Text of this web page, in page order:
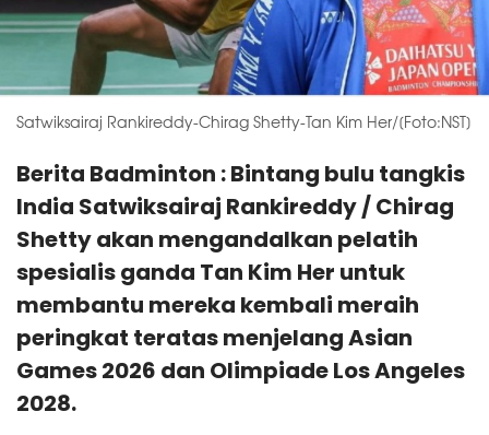
Satwiksairaj Rankireddy-Chirag Shetty-Tan Kim Her/[Foto:NST]
Berita Badminton : Bintang bulu tangkis
India Satwiksairaj Rankireddy / Chirag
Shetty akan mengandalkan pelatih
spesialis ganda Tan Kim Her untuk
membantu mereka kembali meraih
peringkat teratas menjelang Asian
Games 2026 dan Olimpiade Los Angeles
2028.